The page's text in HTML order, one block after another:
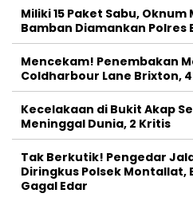
Miliki 15 Paket Sabu, Oknum
Bamban Diamankan Polres
Mencekam! Penembakan
Coldharbour Lane Brixton,
Kecelakaan di Bukit Akap
Meninggal Dunia, 2 Kritis
Tak Berkutik! Pengedar
Diringkus Polsek Montallat,
Gagal Edar